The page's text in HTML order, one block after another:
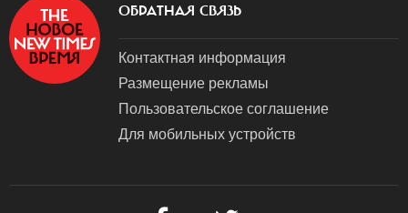
ОБРАТНАЯ СВЯЗЬ
Контактная информация
Размещение рекламы
Пользовательское соглашение
Для мобильных устройств